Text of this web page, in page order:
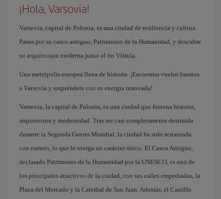
¡Hola, Varsovia!
Varsovia, capital de Polonia, es una ciudad de resiliencia y cultura.
Pasea por su casco antiguo, Patrimonio de la Humanidad, y descubre
su arquitectura moderna junto al río Vístula.
Una metrópolis europea llena de historia. ¡Encuentra vuelos baratos
a Varsovia y sorpréndete con su energía renovada!
Varsovia, la capital de Polonia, es una ciudad que fusiona historia,
arquitectura y modernidad. Tras ser casi completamente destruida
durante la Segunda Guerra Mundial, la ciudad ha sido restaurada
con esmero, lo que le otorga un carácter único. El Casco Antiguo,
declarado Patrimonio de la Humanidad por la UNESCO, es uno de
los principales atractivos de la ciudad, con sus calles empedradas, la
Plaza del Mercado y la Catedral de San Juan. Además, el Castillo